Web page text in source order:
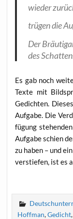
wie­der
trü­gen die
Der
des
Es gab noch
Tex­te mit
Gedich­ten.
Auf­ga­be. Die
fü­gung
Auf­ga­be schien
zu haben – und
ver­s­tie­fen, ist es
Hoffman,Gedicht,